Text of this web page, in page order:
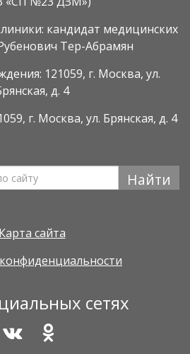
кандидат медицинских
Тер-Абрамян
121059, г. Москва, ул.
д. 4
г. Москва, ул. Брянская, д. 4
Найти
Карта сайта
сетях